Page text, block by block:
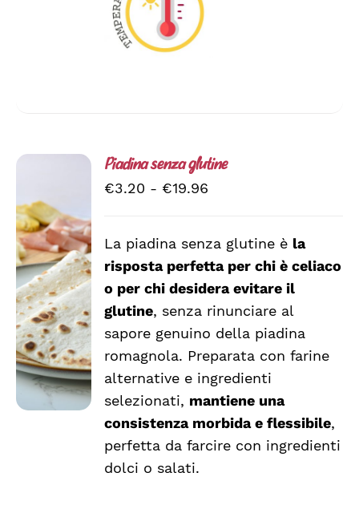
SCEGLI
QUESTO
PRODOTTO
HA
PIÙ
VARIANTI.
LE
OPZIONI
POSSONO
/
DETTAGLI
Piadina senza glutine
€3.20 - €19.96
€3.20
a
La piadina senza glutine è la
risposta perfetta per chi è celiaco
o per chi desidera evitare il
glutine, senza rinunciare al
sapore genuino della piadina
romagnola. Preparata con farine
alternative e ingredienti
selezionati, mantiene una
consistenza morbida e flessibile,
perfetta da farcire con ingredienti
dolci o salati.